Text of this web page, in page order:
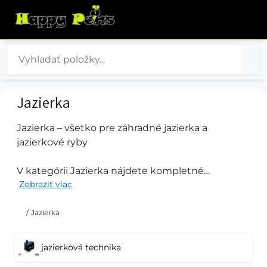
Jazierka
Jazierka – všetko pre záhradné jazierka a
jazierkové ryby
V kategórii Jazierka nájdete kompletné
vybavenie pre starostlivosť o záhradné jazierka a
krmivá pre jazierkové ryby, prípravky na úpravu
jazierka.
Zobraziť viac
/ Jazierka
jazierková technika